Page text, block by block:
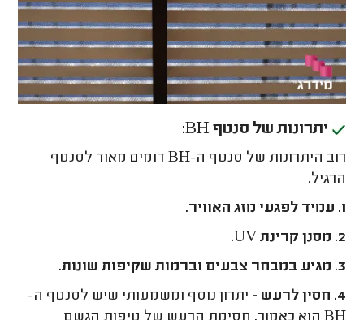
יתרונות של סנטף BH:
רוב היתרונות של סנטף ה-BH דומים מאוד לסנטף
הרגיל.
1. עמיד לפגעי מזג האוויר.
2. מסנן קרינת UV.
3. מגיע במבחר צבעים וברמות שקיפות שונות.
4. חסין לרעש -
יתרון נוסף ומשמעותי שיש לסנטף ה-